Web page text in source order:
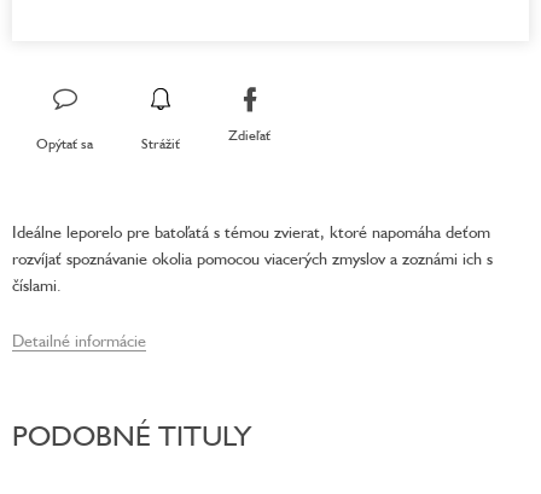
Opýtať sa Strážiť Zdieľať
Ideálne leporelo pre batoľatá s témou zvierat, ktoré napomáha deťom
rozvíjať spoznávanie okolia pomocou viacerých zmyslov a zoznámi ich s
číslami.
Detailné informácie
PODOBNÉ TITULY